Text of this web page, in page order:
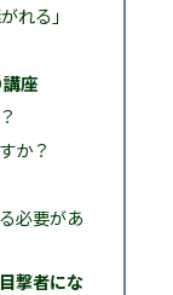
れる」
座
か？
必要があ
撃者にな